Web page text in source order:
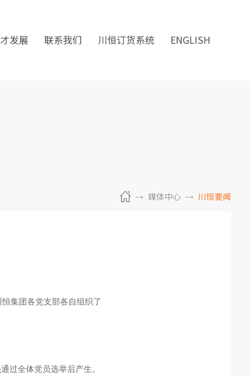
发展 联系我们 川恒订货系统 ENGLISH
媒体中心 川恒要闻
恒集团各党支部各自组织了
通过全体党员选举后产生。